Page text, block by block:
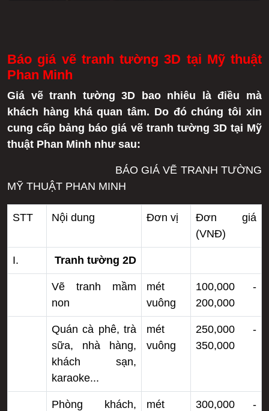
Báo giá vẽ tranh tường 3D tại Mỹ thuật
Phan Minh
Giá vẽ tranh tường 3D bao nhiêu là điều mà
khách hàng khá quan tâm. Do đó chúng tôi xin
cung cấp bảng báo giá vẽ tranh tường 3D tại Mỹ
thuật Phan Minh như sau:
BÁO GIÁ VẼ TRANH TƯỜNG
MỸ THUẬT PHAN MINH
STT Nội dung Đơn vị
Đơn giá
(VNĐ)
I. Tranh tường 2D
Vẽ tranh mầm
non
mét
vuông
100,000 -
200,000
Quán cà phê, trà
sữa, nhà hàng,
khách sạn,
karaoke...
mét
vuông
250,000 -
350,000
Phòng khách,
mét
300,000 -